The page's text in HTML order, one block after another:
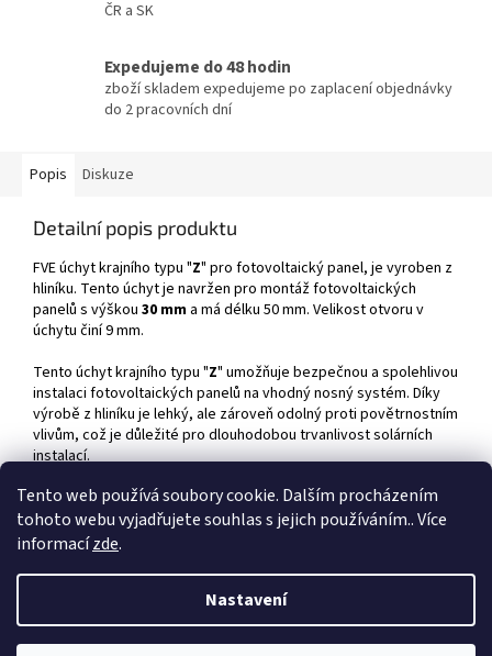
Tento web používá soubory cookie. Dalším procházením
tohoto webu vyjadřujete souhlas s jejich používáním.. Více
informacízde.
Nastavení
ČR a SK
Expedujeme do 48 hodin
zboží skladem expedujeme po zaplacení objednávky
do 2 pracovních dní
Popis Diskuze
Detailní popis produktu
FVE úchyt krajního typu "Z" pro fotovoltaický panel, je vyroben z
hliníku. Tento úchyt je navržen pro montáž fotovoltaických
panelů s výškou 30 mm a má délku 50 mm. Velikost otvoru v
úchytu činí 9 mm.
Tento úchyt krajního typu "Z" umožňuje bezpečnou a spolehlivou
instalaci fotovoltaických panelů na vhodný nosný systém. Díky
výrobě z hliníku je lehký, ale zároveň odolný proti povětrnostním
vlivům, což je důležité pro dlouhodobou trvanlivost solárních
instalací.
Copyright 20267ma - vše pro Vaši fotovoltaiku. Všechna práva